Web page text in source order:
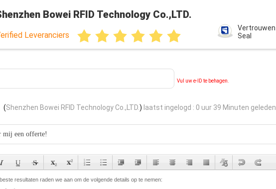
Bowei RFID Technology Co.,LTD.
Leveranciers
Vertrouwen
Seal
Vul uw e-ID te behagen.
(Shenzhen Bowei RFID Technology Co.,LTD.) laatst ingelogd : 0 uur 39 Minuten geleden